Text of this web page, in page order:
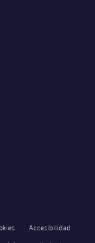
Accesibilidad